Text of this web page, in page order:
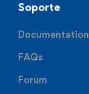
Soporte
Documentation
FAQs
Forum